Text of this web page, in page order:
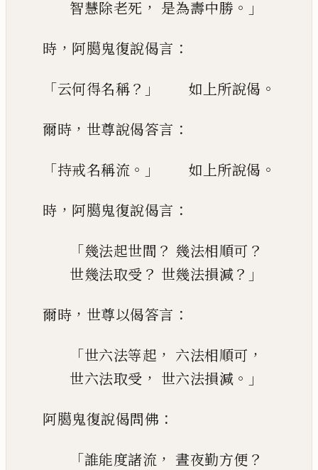
智慧除老死 ， 是為壽中勝 。」
時 ， 阿臈鬼復說偈言 ：
「云何得名稱？」 如上所說偈 。
爾時 ， 世尊說偈答言 ：
「持戒名稱流 。」 如上所說偈 。
時 ， 阿臈鬼復說偈言 ：
「幾法起世間 ？ 幾法相順可 ？
世幾法取受 ？ 世幾法損減？」
爾時 ， 世尊以偈答言 ：
「世六法等起 ， 六法相順可 ，
世六法取受 ， 世六法損減 。」
阿臈鬼復說偈問佛 ：
「誰能度諸流 ， 晝夜勤方便 ？